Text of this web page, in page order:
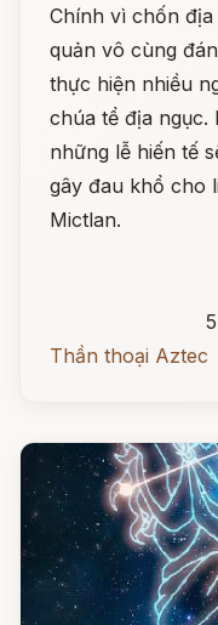
Chính vì chốn
quản vô cùng
thực hiện nhiều
chúa tể địa ngục.
những lễ hiến tế
gây đau khổ cho
Mictlan.
Thần thoại Aztec